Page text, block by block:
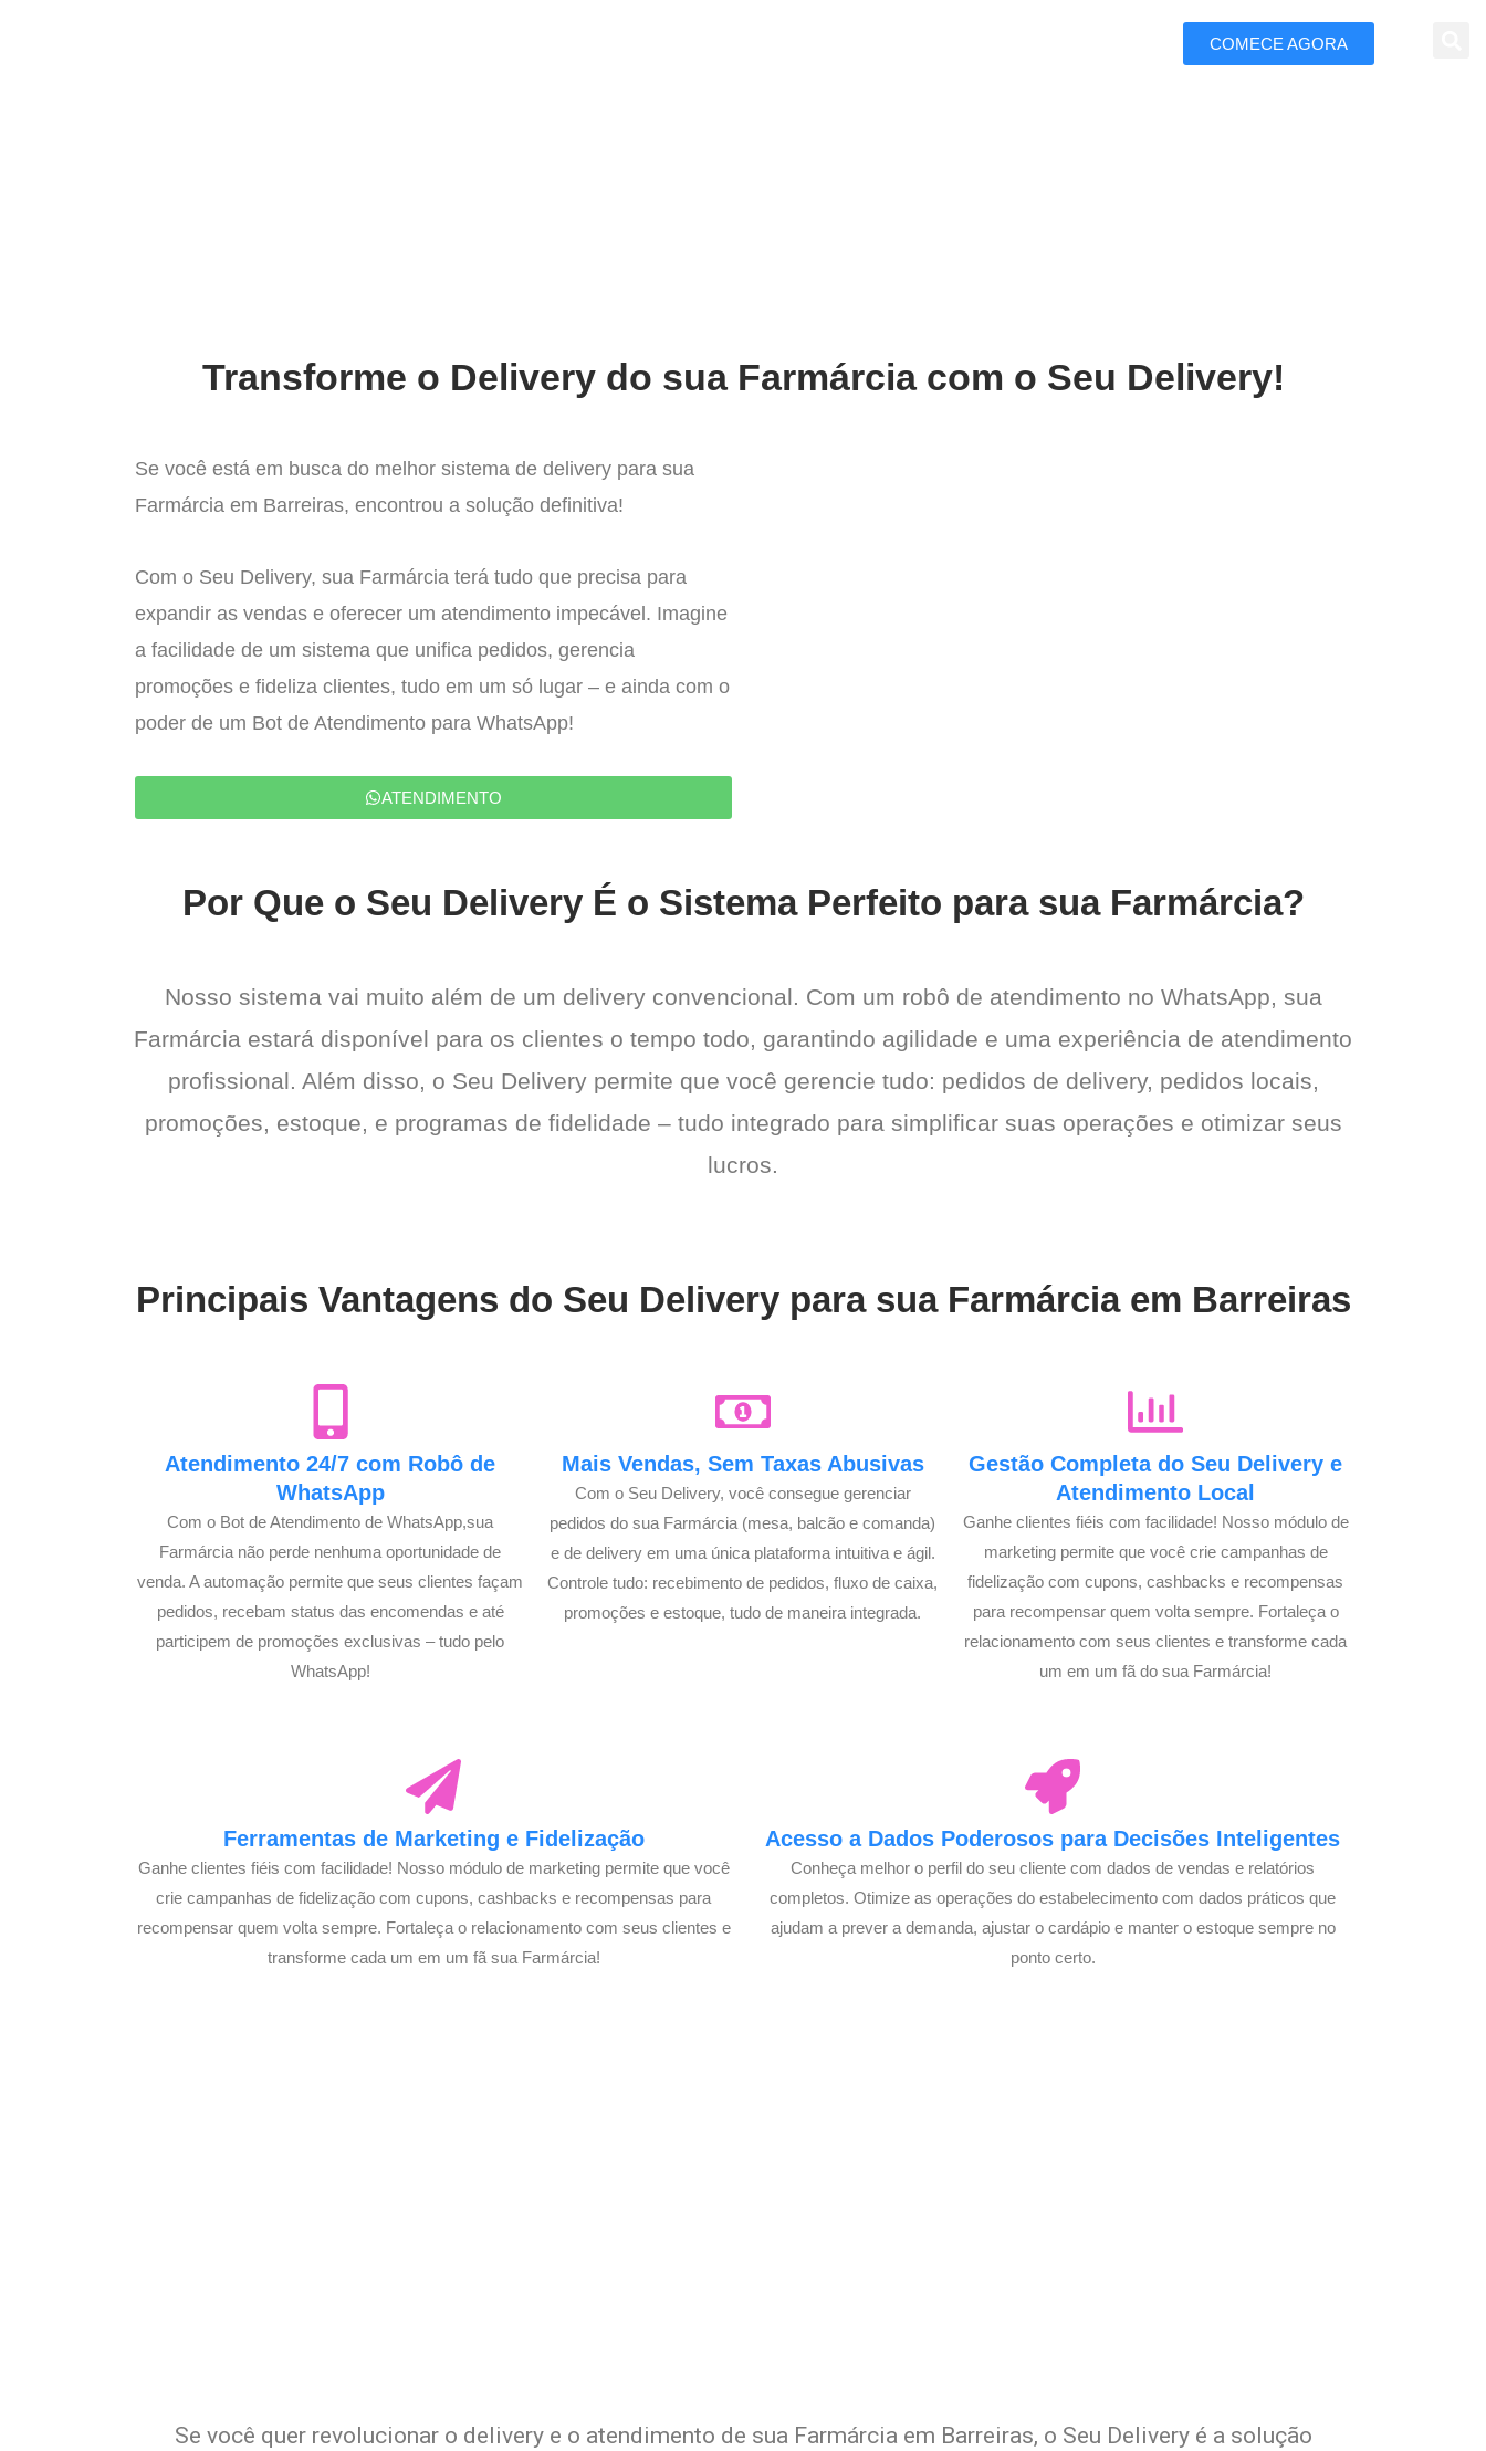
COMECE AGORA
Transforme o Delivery do sua Farmárcia com o Seu Delivery!
Se você está em busca do melhor sistema de delivery para sua
Farmárcia em Barreiras, encontrou a solução definitiva!
Com o Seu Delivery, sua Farmárcia terá tudo que precisa para
expandir as vendas e oferecer um atendimento impecável. Imagine
a facilidade de um sistema que unifica pedidos, gerencia
promoções e fideliza clientes, tudo em um só lugar – e ainda com o
poder de um Bot de Atendimento para WhatsApp!
ATENDIMENTO
Por Que o Seu Delivery É o Sistema Perfeito para sua Farmárcia?
Nosso sistema vai muito além de um delivery convencional. Com um robô de atendimento no WhatsApp, sua
Farmárcia estará disponível para os clientes o tempo todo, garantindo agilidade e uma experiência de atendimento
profissional. Além disso, o Seu Delivery permite que você gerencie tudo: pedidos de delivery, pedidos locais,
promoções, estoque, e programas de fidelidade – tudo integrado para simplificar suas operações e otimizar seus
lucros.
Principais Vantagens do Seu Delivery para sua Farmárcia em Barreiras
Atendimento 24/7 com Robô de
WhatsApp
Com o Bot de Atendimento de WhatsApp,sua
Farmárcia não perde nenhuma oportunidade de
venda. A automação permite que seus clientes façam
pedidos, recebam status das encomendas e até
participem de promoções exclusivas – tudo pelo
WhatsApp!
Mais Vendas, Sem Taxas Abusivas
Com o Seu Delivery, você consegue gerenciar
pedidos do sua Farmárcia (mesa, balcão e comanda)
e de delivery em uma única plataforma intuitiva e ágil.
Controle tudo: recebimento de pedidos, fluxo de caixa,
promoções e estoque, tudo de maneira integrada.
Gestão Completa do Seu Delivery e
Atendimento Local
Ganhe clientes fiéis com facilidade! Nosso módulo de
marketing permite que você crie campanhas de
fidelização com cupons, cashbacks e recompensas
para recompensar quem volta sempre. Fortaleça o
relacionamento com seus clientes e transforme cada
um em um fã do sua Farmárcia!
Ferramentas de Marketing e Fidelização
Ganhe clientes fiéis com facilidade! Nosso módulo de marketing permite que você
crie campanhas de fidelização com cupons, cashbacks e recompensas para
recompensar quem volta sempre. Fortaleça o relacionamento com seus clientes e
transforme cada um em um fã sua Farmárcia!
Acesso a Dados Poderosos para Decisões Inteligentes
Conheça melhor o perfil do seu cliente com dados de vendas e relatórios
completos. Otimize as operações do estabelecimento com dados práticos que
ajudam a prever a demanda, ajustar o cardápio e manter o estoque sempre no
ponto certo.
Se você quer revolucionar o delivery e o atendimento de sua Farmárcia em Barreiras, o Seu Delivery é a solução